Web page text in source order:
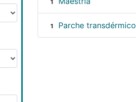
1
1 Parche transdérmico